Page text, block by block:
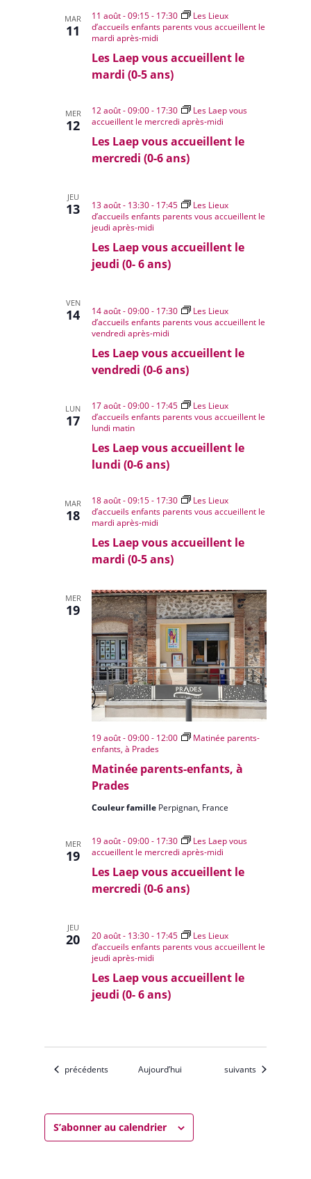
MAR
11
Les Laep vous accueillent le
mardi (0-5 ans)
11 août - 09:15- 17:30
Les Lieux
d’accueils enfants parents vous accueillent le
mardi après-midi
MER
12
Les Laep vous accueillent le
mercredi (0-6 ans)
12 août - 09:00- 17:30
Les Laep vous
accueillent le mercredi après-midi
JEU
13
Les Laep vous accueillent le
jeudi (0- 6 ans)
13 août - 13:30- 17:45
Les Lieux
d’accueils enfants parents vous accueillent le
jeudi après-midi
VEN
14
Les Laep vous accueillent le
vendredi (0-6 ans)
14 août - 09:00- 17:30
Les Lieux
d’accueils enfants parents vous accueillent le
vendredi après-midi
LUN
17
Les Laep vous accueillent le
lundi (0-6 ans)
17 août - 09:00- 17:45
Les Lieux
d’accueils enfants parents vous accueillent le
lundi matin
MAR
18
Les Laep vous accueillent le
mardi (0-5 ans)
18 août - 09:15- 17:30
Les Lieux
d’accueils enfants parents vous accueillent le
mardi après-midi
MER
19
Matinée parents-enfants, à
Prades
19 août - 09:00- 12:00
Matinée parents-
enfants, à Prades
Couleur famille Perpignan, France
MER
19
Les Laep vous accueillent le
mercredi (0-6 ans)
19 août - 09:00- 17:30
Les Laep vous
accueillent le mercredi après-midi
JEU
20
Les Laep vous accueillent le
jeudi (0- 6 ans)
20 août - 13:30- 17:45
Les Lieux
d’accueils enfants parents vous accueillent le
jeudi après-midi
Évènements
précédents Aujourd’hui Évènements
suivants
S’abonner au calendrier